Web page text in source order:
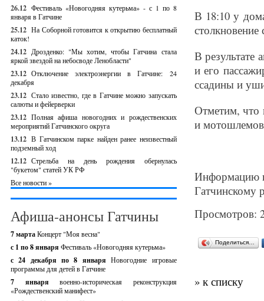
26.12 Фестиваль «Новогодняя кутерьма» - с 1 по 8
января в Гатчине
25.12 На Соборной готовится к открытию бесплатный
каток!
24.12 Дрозденко: "Мы хотим, чтобы Гатчина стала
яркой звездой на небосводе Ленобласти"
23.12 Отключение электроэнергии в Гатчине: 24
декабря
23.12 Стало известно, где в Гатчине можно запускать
салюты и фейерверки
23.12 Полная афиша новогодних и рождественских
мероприятий Гатчинского округа
13.12 В Гатчинском парке найден ранее неизвестный
подземный ход
12.12 Стрельба на день рождения обернулась
"букетом" статей УК РФ
Все новости »
Афиша-анонсы Гатчины
7 мартаКонцерт "Моя весна"
с 1 по 8 января Фестиваль «Новогодняя кутерьма»
с 24 декабря по 8 январяНовогодние игровые
программы для детей в Гатчине
7 январявоенно-историческая реконструкция
«Рождественский манифест»
В 18:10 у
столкновение
В результате
и его
ссадины и
Отметим, что
и
Информацию
Просмотров:
Поделиться…
» к списку